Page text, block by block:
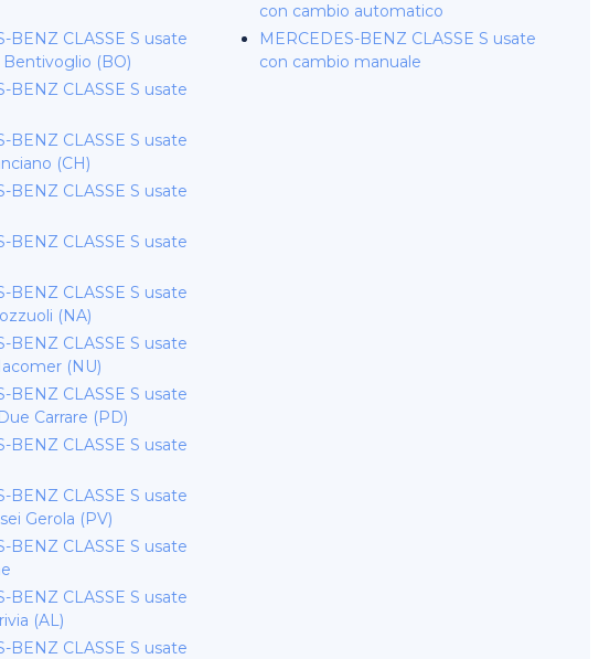
BENZ CLASSE S usate
(BO)
BENZ CLASSE S usate
BENZ CLASSE S usate
(CH)
BENZ CLASSE S usate
BENZ CLASSE S usate
BENZ CLASSE S usate
(NA)
BENZ CLASSE S usate
(NU)
BENZ CLASSE S usate
Carrare (PD)
BENZ CLASSE S usate
BENZ CLASSE S usate
Gerola (PV)
BENZ CLASSE S usate
BENZ CLASSE S usate
(AL)
BENZ CLASSE S usate
con cambio automatico
MERCEDES-BENZ CLASSE S usate
con cambio manuale